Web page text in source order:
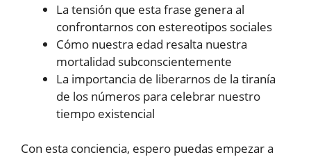
La tensión que esta frase genera al
confrontarnos con estereotipos sociales
Cómo nuestra edad resalta nuestra
mortalidad subconscientemente
La importancia de liberarnos de la tiranía
de los números para celebrar nuestro
tiempo existencial
Con esta conciencia, espero puedas empezar a